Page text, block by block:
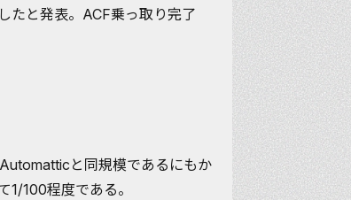
たと発表。ACF乗っ取り完了
と同規模であるにもか
100程度である。